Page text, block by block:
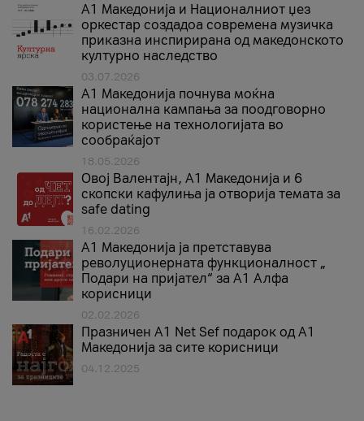
А1 Македонија и Националниот џез
оркестар создадоа современа музичка
приказна инспирирана од македонското
културно наследство
03.07.2026
A1 Македонија почнува моќна
национална кампања за поодговорно
користење на технологијата во
сообраќајот
18.05.2026
Овој Валентајн, A1 Македонија и 6
скопски кафулиња ја отворија темата за
safe dating
16.02.2026
А1 Македонија ја претставува
револуционерната функционалност „
Подари на пријател“ за А1 Алфа
корисници
02.02.2026
Празничен A1 Net Sеf подарок од А1
Македонија за сите корисници
04.12.2025